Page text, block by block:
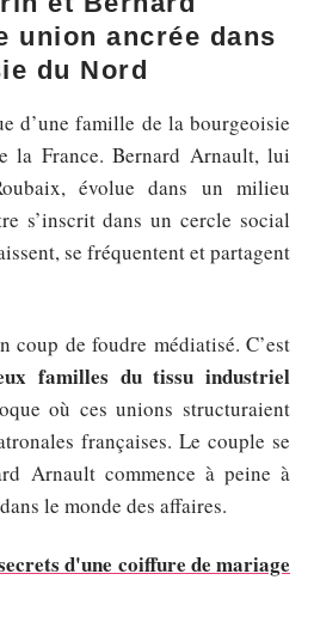
union ancrée dans
du Nord
d’une famille de la bourgeoisie
la France. Bernard Arnault, lui
évolue dans un milieu
s’inscrit dans un cercle social
se fréquentent et partagent
coup de foudre médiatisé. C’est
familles du tissu industriel
où ces unions structuraient
françaises. Le couple se
Arnault commence à peine à
le monde des affaires.
d'une coiffure de mariage